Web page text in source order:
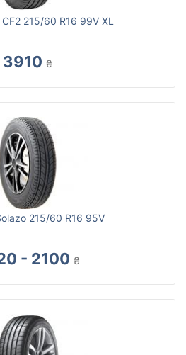
215/60 R16 99V XL
3910 ₴
215/60 R16 95V
- 2100 ₴